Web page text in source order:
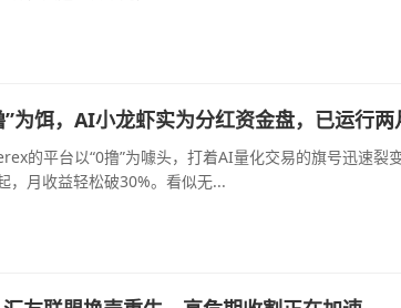
为饵，AI小龙虾实为分红资金盘，已运行两
的平台以“0撸”为噱头，打着AI量化交易的旗号迅速裂
，月收益轻松破30%。看似无...